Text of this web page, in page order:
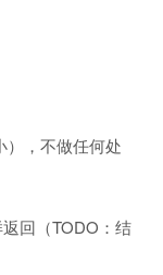
），不做任何处
回（TODO：结